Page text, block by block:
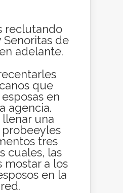
reclutando
Senoritas de
adelante.
que
en
agencia.
llenar una
tres
cuales, las
mostar a los
en la
red.